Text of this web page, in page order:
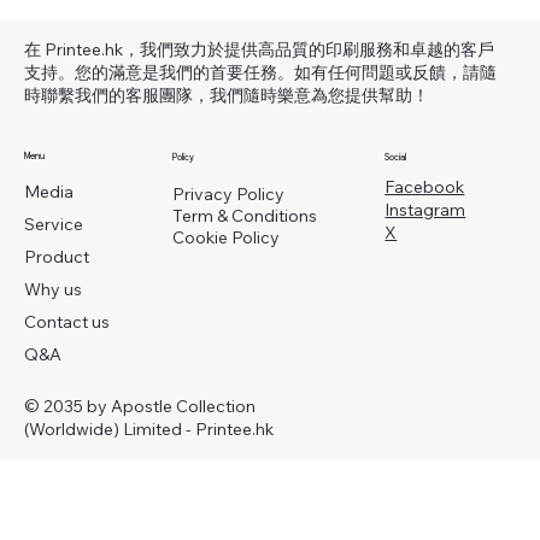
—— 厚實保暖，舒適與質感雙在線
在 Printee.hk，我們致力於提供高品質的印刷服務和卓越的客戶
支持。您的滿意是我們的首要任務。如有任何問題或反饋，請隨
時聯繫我們的客服團隊，我們隨時樂意為您提供幫助！
Menu
Media
Service
Product
Why us
Contact us
Q&A
Policy
Privacy Policy
Term & Conditions
Cookie Policy
Social
Facebook
Instagram
X
© 2035 by Apostle Collection
(Worldwide) Limited - Printee.hk